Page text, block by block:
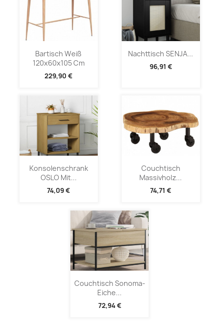
Bartisch Weiß
120x60x105 Cm
229,90 €
Nachttisch SENJA...
96,91 €
Konsolenschrank
OSLO Mit...
74,09 €
Couchtisch
Massivholz...
74,71 €
Couchtisch Sonoma-
Eiche...
72,94 €